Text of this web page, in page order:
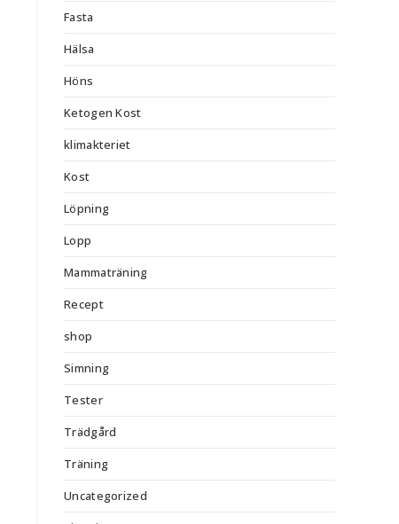
Fasta
Hälsa
Höns
Ketogen Kost
klimakteriet
Kost
Löpning
Lopp
Mammaträning
Recept
shop
Simning
Tester
Trädgård
Träning
Uncategorized